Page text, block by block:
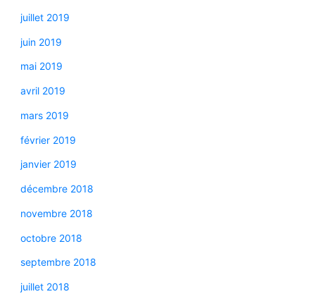
juillet 2019
juin 2019
mai 2019
avril 2019
mars 2019
février 2019
janvier 2019
décembre 2018
novembre 2018
octobre 2018
septembre 2018
juillet 2018